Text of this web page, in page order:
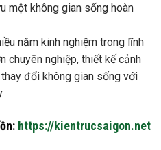
một không gian sống hoàn
năm kinh nghiệm trong lĩnh
chuyên nghiệp, thiết kế cảnh
đổi không gian sống với
https://kientrucsaigon.net